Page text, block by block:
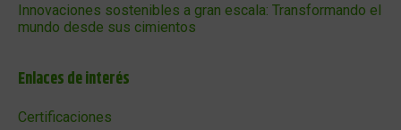
Innovaciones sostenibles a gran escala: Transformando el
mundo desde sus cimientos
Enlaces de interés
Certificaciones